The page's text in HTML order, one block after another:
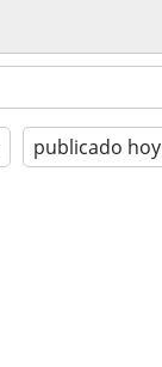
publicado hoy